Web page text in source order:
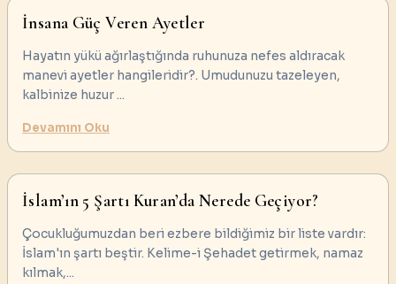
İnsana Güç Veren Ayetler
Hayatın yükü ağırlaştığında ruhunuza nefes aldıracak
manevi ayetler hangileridir?. Umudunuzu tazeleyen,
kalbinize huzur...
Devamını Oku
İslam’ın 5 Şartı Kuran’da Nerede Geçiyor?
Çocukluğumuzdan beri ezbere bildiğimiz bir liste vardır:
İslam'ın şartı beştir. Kelime-i Şehadet getirmek, namaz
kılmak,...